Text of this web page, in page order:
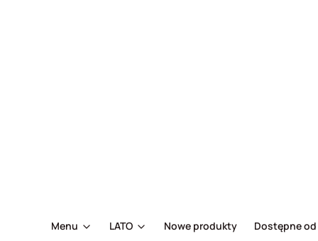
Menu LATO Nowe produkty Dostępne